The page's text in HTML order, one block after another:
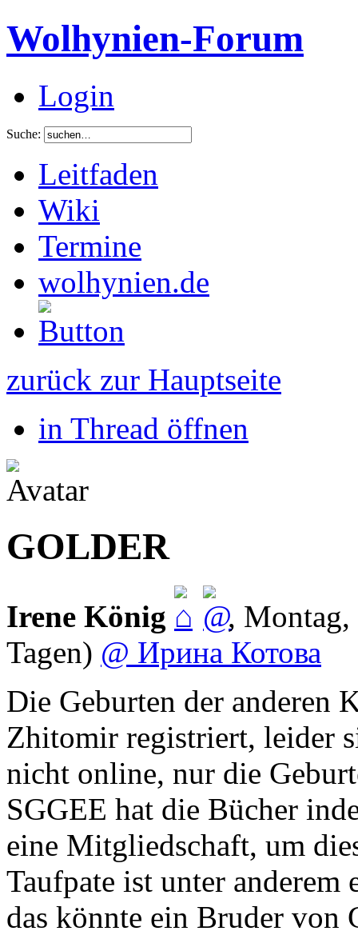
Wolhynien-Forum
Login
Suche:
Leitfaden
Wiki
Termine
wolhynien.de
zurück zur Hauptseite
in Thread öffnen
GOLDER
Irene König ,
Tagen) @ Ирина Котова
Die Geburten der anderen
Zhitomir registriert, leider
nicht online, nur die
SGGEE hat die Bücher
eine Mitgliedschaft, um
Taufpate ist unter
das könnte ein Bruder von